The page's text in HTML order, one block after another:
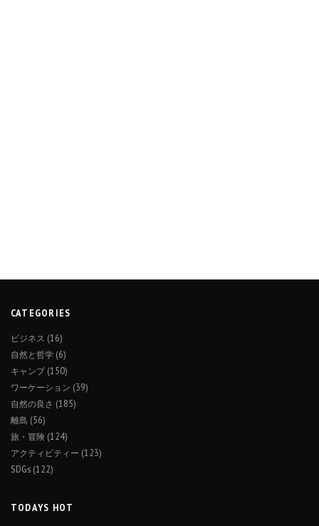
CATEGORIES
ビジネス (16)
自然と哲学 (6)
キャンプ(150)
ワーケーション (39)
自然の良さ (185)
離島 (56)
旅・冒険 (124)
アクティビティー (123)
SDGs (122)
TODAYS HOT